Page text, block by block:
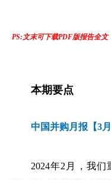
PS:文末可下载PDF版报告全文
本期要点
中国并购月报【3月
2024年2月，我